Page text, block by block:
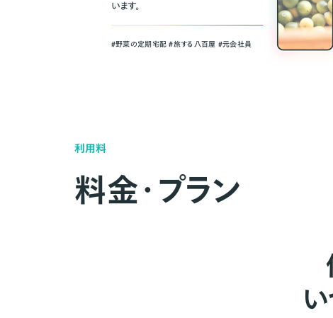
います。
＃野菜の定期宅配 ＃旅する八百屋 ＃元会社員
利用料
料金・プラン